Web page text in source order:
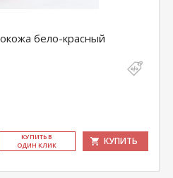
бело-красный
КУ­ПИТЬ В
ОДИН КЛИК
КУПИТЬ